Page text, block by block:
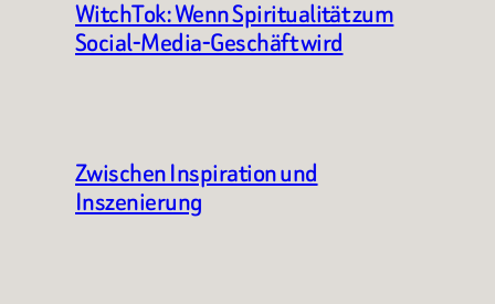
WitchTok: Wenn Spiritualität zum
Social-Media-Geschäft wird
Zwischen Inspiration und
Inszenierung